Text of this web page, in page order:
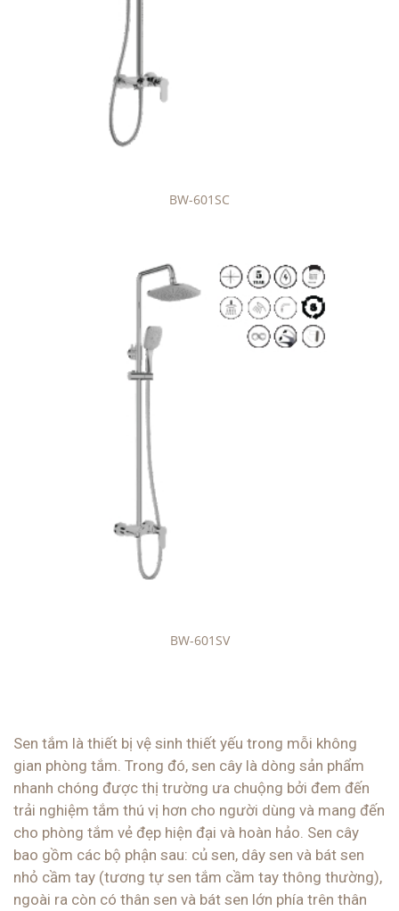
BW-601SC
BW-601SV
Sen tắm là thiết bị vệ sinh thiết yếu trong mỗi không
gian phòng tắm. Trong đó, sen cây là dòng sản phẩm
nhanh chóng được thị trường ưa chuộng bởi đem đến
trải nghiệm tắm thú vị hơn cho người dùng và mang đến
cho phòng tắm vẻ đẹp hiện đại và hoàn hảo. Sen cây
bao gồm các bộ phận sau: củ sen, dây sen và bát sen
nhỏ cầm tay (tương tự sen tắm cầm tay thông thường),
ngoài ra còn có thân sen và bát sen lớn phía trên thân